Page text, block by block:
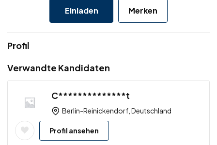
Einladen Merken
Profil
Verwandte Kandidaten
C**************t
Berlin-Reinickendorf, Deutschland
Profil ansehen